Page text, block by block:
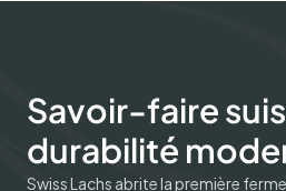
Savoir-faire
durabilité
Swiss Lachs abrite la première